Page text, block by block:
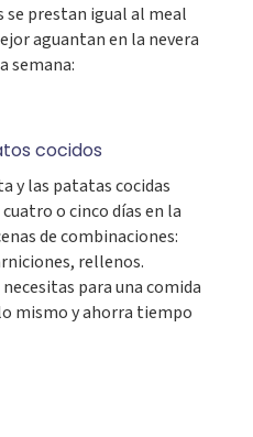
prestan igual al meal
aguantan en la nevera
semana:
cocidos
y las patatas cocidas
o cinco días en la
de combinaciones:
rellenos.
para una comida
mismo y ahorra tiempo